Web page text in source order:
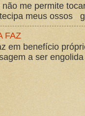
me permite
meus ossos
FAZ
em benefício
a ser